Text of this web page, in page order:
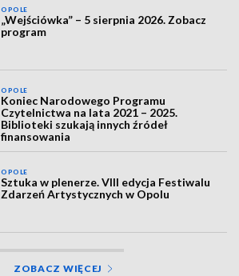
OPOLE
„Wejściówka” – 5 sierpnia 2026. Zobacz
program
OPOLE
Koniec Narodowego Programu
Czytelnictwa na lata 2021 – 2025.
Biblioteki szukają innych źródeł
finansowania
OPOLE
Sztuka w plenerze. VIII edycja Festiwalu
Zdarzeń Artystycznych w Opolu
ZOBACZ WIĘCEJ